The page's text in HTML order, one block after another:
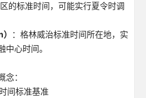
的标准时间，可能实行夏令时调
：格林威治标准时间所在地，实
心时间。
：
间标准基准